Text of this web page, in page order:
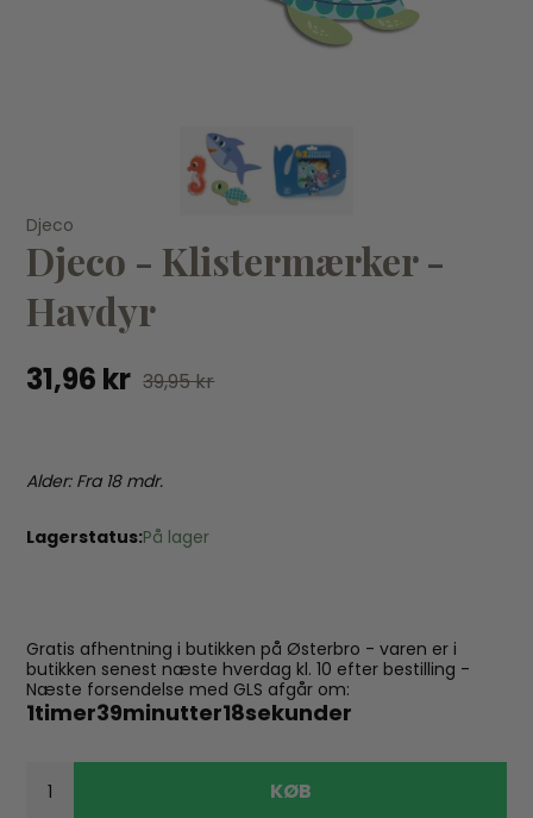
Djeco
Djeco - Klistermærker - Polar dyr
31,96 kr39,95 kr
Djeco
Djeco - Klistermærker -
Havdyr
31,96 kr 39,95 kr
Alder: Fra 18 mdr.
Lagerstatus:På lager
Gratis afhentning i butikken på Østerbro - varen er i
butikken senest næste hverdag kl. 10 efter bestilling -
Næste forsendelse med GLS afgår om:
1timer39minutter18sekunder
KØB